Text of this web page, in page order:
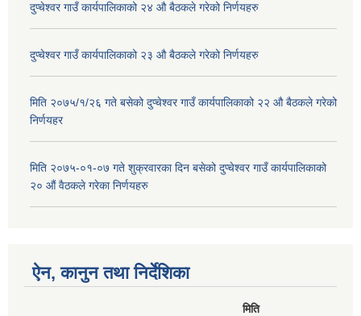
दुप्चेश्वर गाउँ कार्यपालिकाको २४ औ बैठकले गरेको निर्णयहरु
दुप्चेश्वर गाउँ कार्यपालिकाको २३ औ बैठकले गरेको निर्णयहरु
मिति २०७५/१/२६ गते बसेको दुप्चेश्वर गाउँ कार्यपालिकाको २२ औ बैठकले गरेको
निर्णयहर
मिति २०७५-०१-०७ गते शुक्रवारका दिन बसेको दुप्चेश्वर गाउँ कार्यपालिकाको
२० औं वैठकले गरेका निर्णयहरु
ऐन, कानुन तथा निर्देशिका
मिति